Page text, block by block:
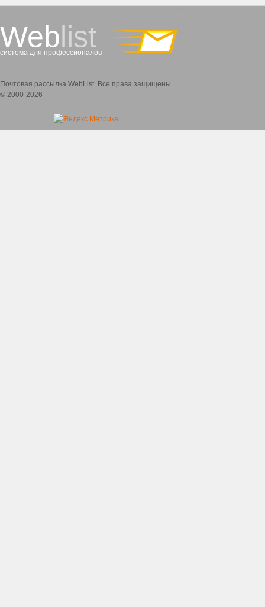
Weblist
система для профессионалов
`
Почтовая рассылка WebList. Все права защищены.
© 2000-2026